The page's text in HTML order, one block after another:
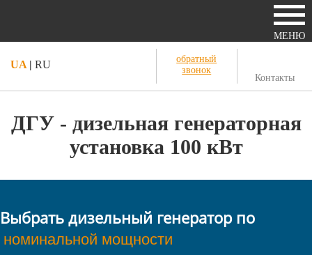
МЕНЮ
UA | RU
обратный
звонок
Контакты
ДГУ - дизельная генераторная
установка 100 кВт
Выбрать дизельный генератор по